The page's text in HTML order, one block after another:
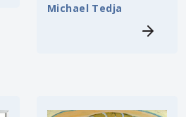
Michael Tedja